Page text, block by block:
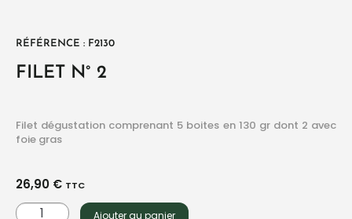
RÉFÉRENCE : F2130
FILET N° 2
Filet dégustation comprenant 5 boites en 130 gr dont 2 avec
foie gras
26,90 € TTC
Ajouter au panier